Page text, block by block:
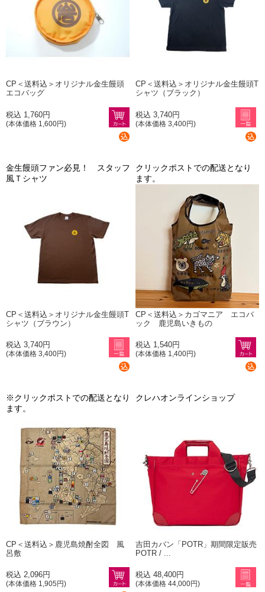
CP＜送料込＞オリジナル金生饅頭
エコバッグ
税込 1,760円
(本体価格 1,600円)
CP＜送料込＞オリジナル金生饅頭T
シャツ（ブラック）
税込 3,740円
(本体価格 3,400円)
金生饅頭ファン必見！ スタッフ
風Ｔシャツ
CP＜送料込＞オリジナル金生饅頭T
シャツ（ブラウン）
税込 3,740円
(本体価格 3,400円)
クリックポストでの配送となり
ます。
CP＜送料込＞カゴマニア エコバ
ック 鹿児島いきもの
税込 1,540円
(本体価格 1,400円)
※クリックポストでの配送となり
ます。
CP＜送料込＞鹿児島焼酎全図 風
呂敷
税込 2,096円
(本体価格 1,905円)
クレハオンラインショップ
吉田カバン「POTR」期間限定販売
POTR / ...
税込 48,400円
(本体価格 44,000円)